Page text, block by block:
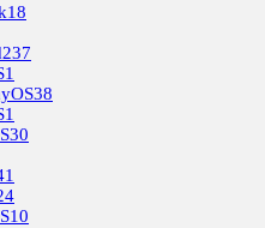
18
237
1
38
1
30
10